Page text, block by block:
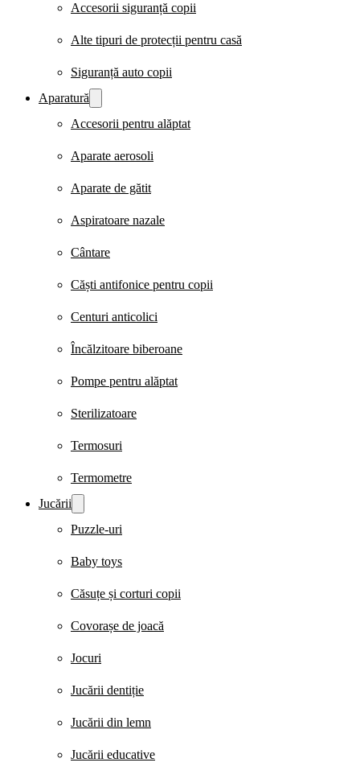
Accesorii siguranță copii
Alte tipuri de protecții pentru casă
Siguranță auto copii
Aparatură
Accesorii pentru alăptat
Aparate aerosoli
Aparate de gătit
Aspiratoare nazale
Cântare
Căști antifonice pentru copii
Centuri anticolici
Încălzitoare biberoane
Pompe pentru alăptat
Sterilizatoare
Termosuri
Termometre
Jucării
Puzzle-uri
Baby toys
Căsuțe și corturi copii
Covorașe de joacă
Jocuri
Jucării dentiție
Jucării din lemn
Jucării educative